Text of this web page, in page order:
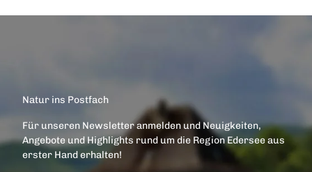
Natur ins Postfach
Für unseren Newsletter anmelden und Neuigkeiten,
Angebote und Highlights rund um die Region Edersee aus
erster Hand erhalten!